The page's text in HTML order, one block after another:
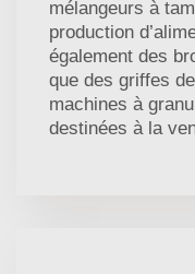
mélangeurs à
production
également des
que des griffes
machines à
destinées à la